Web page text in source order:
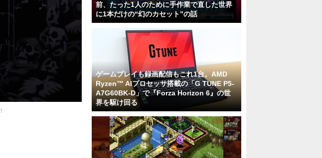
前、たった1人のために手作業で直した世界
に1本だけの“幻のカセット”の話
ゲームプレイも録画配信もこれ1台。AMD
Ryzen™ AIプロセッサ搭載の「G TUNE P5-
A7G60BK-D」で『Forza Horizon 6』の世
界を駆け回る